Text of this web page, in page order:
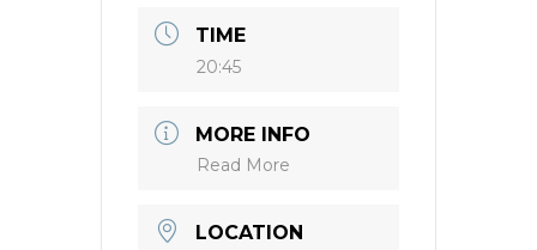
TIME
20:45
MORE INFO
Read More
LOCATION